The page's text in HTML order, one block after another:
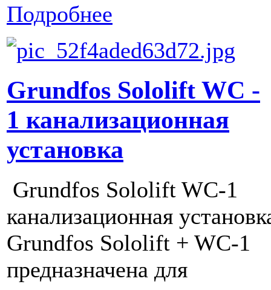
Подробнее
Grundfos Sololift WC -
1 канализационная
установка
Grundfos Sololift WC-1
канализационная
Grundfos Sololift + WC-1
предназначена для